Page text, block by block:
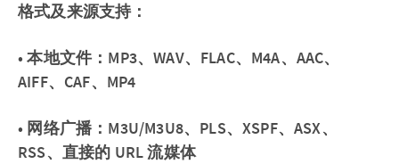
格式及来源支持：
• 本地文件：MP3、WAV、FLAC、M4A、AAC、
AIFF、CAF、MP4
• 网络广播：M3U/M3U8、PLS、XSPF、ASX、
RSS、直接的 URL 流媒体